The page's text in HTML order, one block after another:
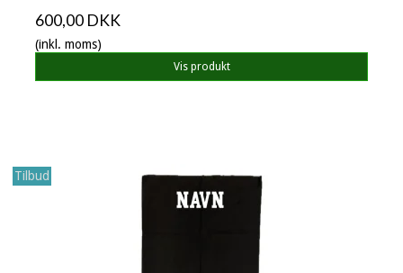
600,00 DKK
(inkl. moms)
Vis produkt
Tilbud